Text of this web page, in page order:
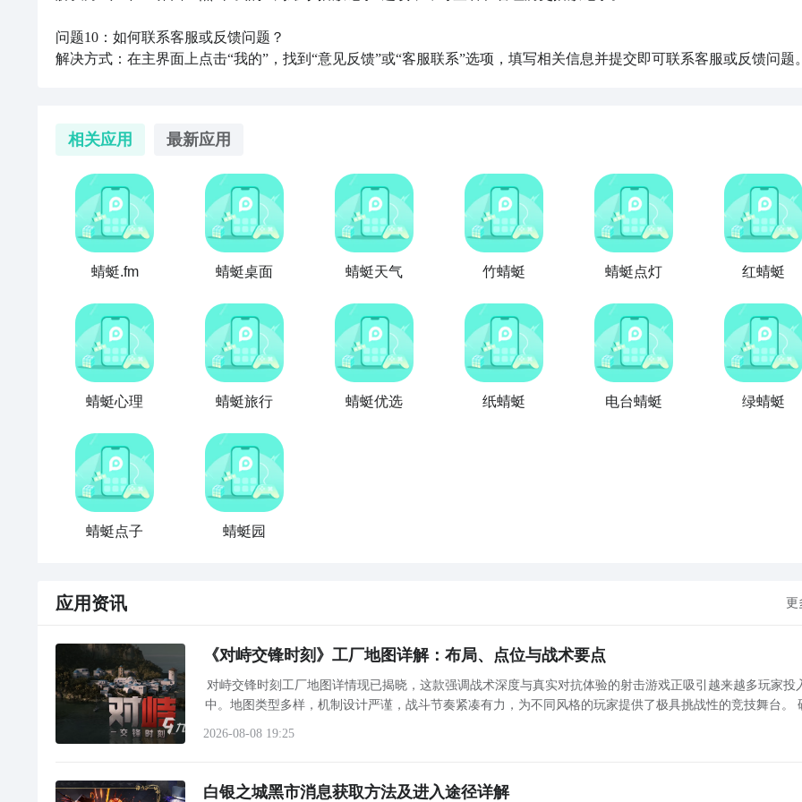
问题10：如何联系客服或反馈问题？
解决方式：在主界面上点击“我的”，找到“意见反馈”或“客服联系”选项，填写相关信息并提交即可联系客服或反馈问题
相关应用 最新应用
蜻蜓.fm 蜻蜓桌面 蜻蜓天气 竹蜻蜓 蜻蜓点灯 红蜻蜓
蜻蜓心理 蜻蜓旅行 蜻蜓优选 纸蜻蜓 电台蜻蜓 绿蜻蜓
蜻蜓点子 蜻蜓园
应用资讯 更
《对峙交锋时刻》工厂地图详解：布局、点位与战术要点
对峙交锋时刻工厂地图详情现已揭晓，这款强调战术深度与真实对抗体验的射击游戏正吸引越来越多玩家投
中。地图类型多样，机制设计严谨，战斗节奏紧凑有力，为不同风格的玩家提供了极具挑战性的竞技舞台。
2026-08-08 19:25
白银之城黑市消息获取方法及进入途径详解